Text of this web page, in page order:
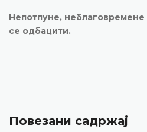
Непотпуне,
се одбацити.
Повезани садржај